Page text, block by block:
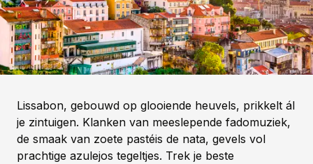
Lissabon, gebouwd op glooiende heuvels, prikkelt ál
je zintuigen. Klanken van meeslepende fadomuziek,
de smaak van zoete pastéis de nata, gevels vol
prachtige azulejos tegeltjes. Trek je beste